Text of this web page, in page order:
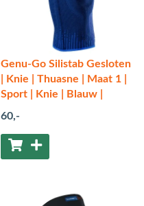
Genu-Go Silistab Gesloten
| Knie | Thuasne | Maat 1 |
Sport | Knie | Blauw |
60,-